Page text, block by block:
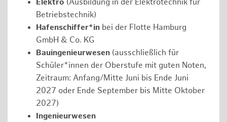
Elektro (Ausbildung in der Elektrotechnik für
Betriebstechnik)
Hafenschiffer*in bei der Flotte Hamburg
GmbH & Co. KG
Bauingenieurwesen (ausschließlich für
Schüler*innen der Oberstufe mit guten Noten,
Zeitraum: Anfang/Mitte Juni bis Ende Juni
2027 oder Ende September bis Mitte Oktober
2027)
Ingenieurwesen